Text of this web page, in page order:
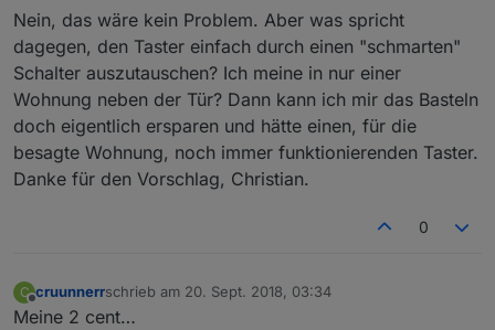
Nein, das wäre kein Problem. Aber was spricht
dagegen, den Taster einfach durch einen "schmarten"
Schalter auszutauschen? Ich meine in nur einer
Wohnung neben der Tür? Dann kann ich mir das Basteln
doch eigentlich ersparen und hätte einen, für die
besagte Wohnung, noch immer funktionierenden Taster.
Danke für den Vorschlag, Christian.
0
C
Offline
cruunnerrschrieb am 20. Sept. 2018, 03:34
zuletzt editiert von
Meine 2 cent…